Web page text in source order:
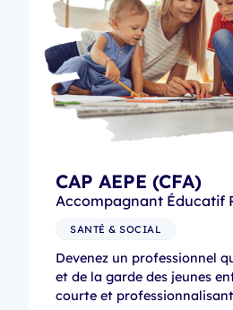
CAP AEPE (CFA)
Accompagnant Éducatif
SANTÉ & SOCIAL
Devenez un professionnel
et de la garde des jeunes
courte et